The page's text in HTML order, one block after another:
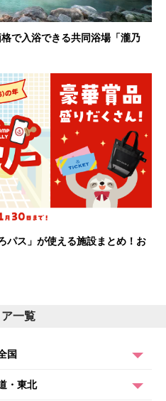
で入浴できる共同浴場「瀧乃
パス」が使える施設まとめ！お
一覧
国
・東北